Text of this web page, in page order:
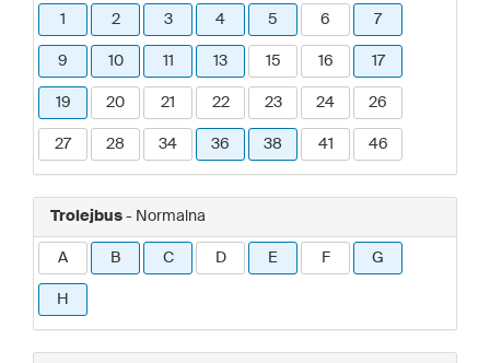
1 2 3 4 5 6 7
9 10 11 13 15 16 17
19 20 21 22 23 24 26
27 28 34 36 38 41 46
Trolejbus - Normalna
A B C D E F G
H